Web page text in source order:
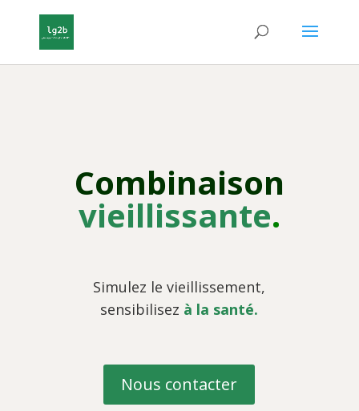
Combinaison
vieillissante.
Simulez le vieillissement,
sensibilisez à la santé.
Nous contacter